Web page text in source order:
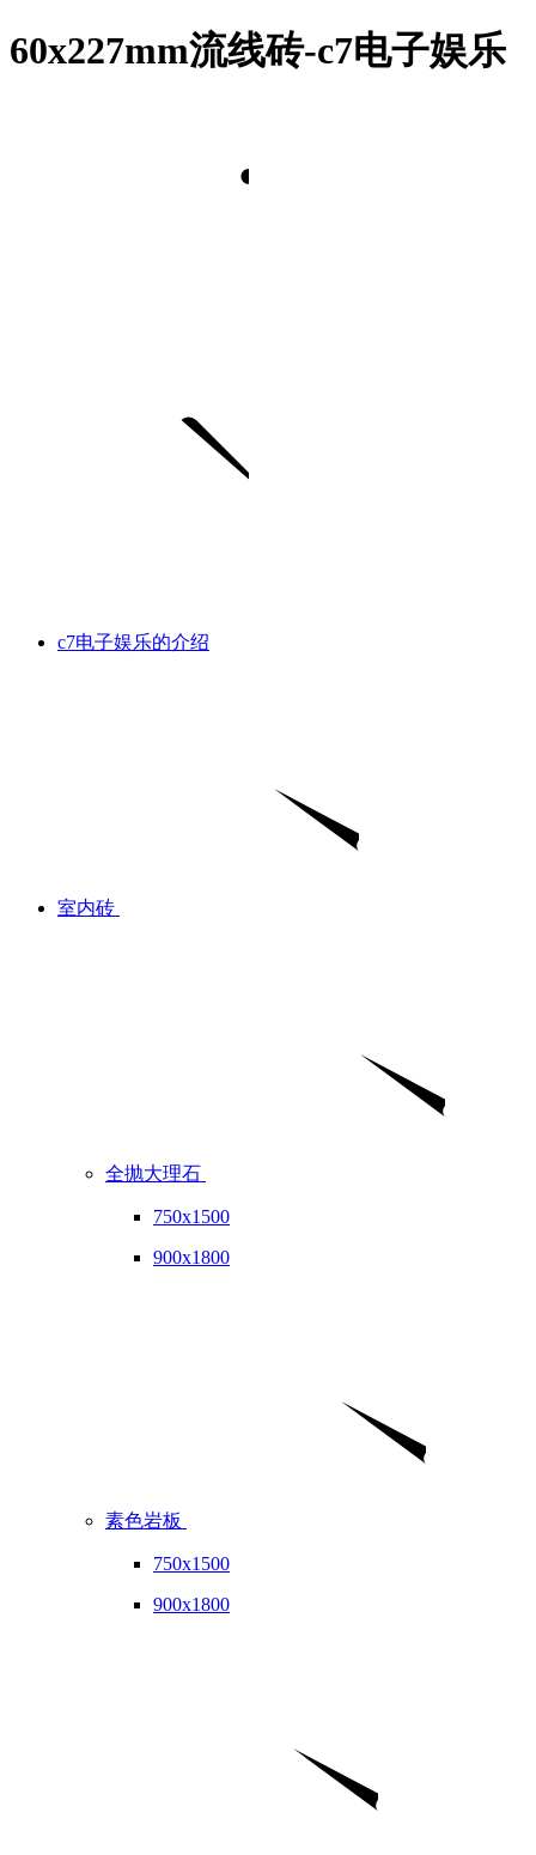
60x227mm流线砖-c7电子娱乐
c7电子娱乐的介绍
室内砖
全抛大理石
750x1500
900x1800
素色岩板
750x1500
900x1800